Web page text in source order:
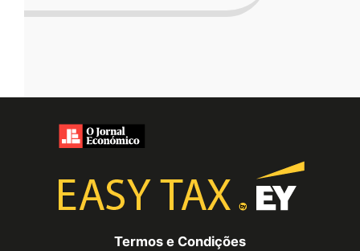
Termos e Condições